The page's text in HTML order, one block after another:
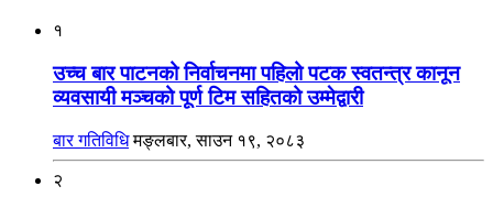
१
उच्च बार पाटनको निर्वाचनमा पहिलो पटक स्वतन्त्र कानून
व्यवसायी मञ्चको पूर्ण टिम सहितको उम्मेद्वारी
बार गतिविधि मङ्लबार, साउन १९, २०८३
२